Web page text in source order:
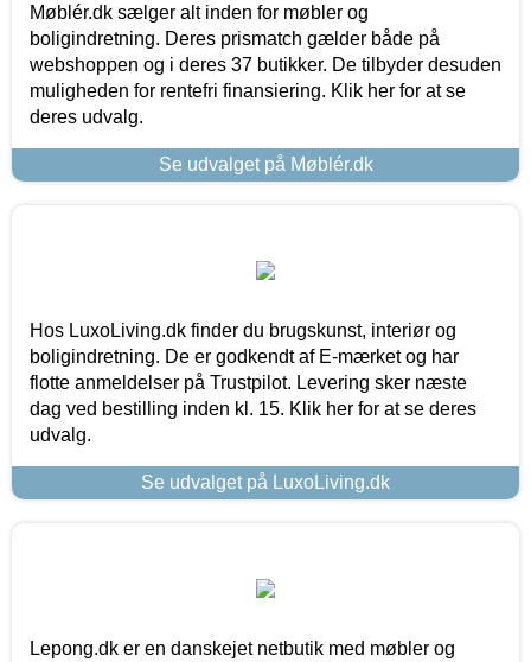
Møblér.dk sælger alt inden for møbler og
boligindretning. Deres prismatch gælder både på
webshoppen og i deres 37 butikker. De tilbyder desuden
muligheden for rentefri finansiering. Klik her for at se
deres udvalg.
Se udvalget på Møblér.dk
Hos LuxoLiving.dk finder du brugskunst, interiør og
boligindretning. De er godkendt af E-mærket og har
flotte anmeldelser på Trustpilot. Levering sker næste
dag ved bestilling inden kl. 15. Klik her for at se deres
udvalg.
Se udvalget på LuxoLiving.dk
Lepong.dk er en danskejet netbutik med møbler og